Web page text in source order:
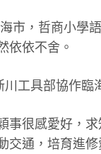
，哲商小學
依依不舍。
工具部協作
很感愛好，
交通，培育進